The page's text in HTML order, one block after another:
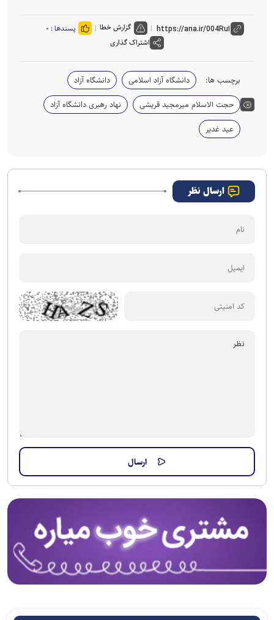
گزارش خطا پسندها : ۰
اشتراک گذاری
برچسب ها: دانشگاه آزاد اسلامی
دانشگاه آزاد
حجت الاسلام میرمجید قریشی
نهاد رهبری دانشگاه آزاد
عید غدیر
ارسال نظر